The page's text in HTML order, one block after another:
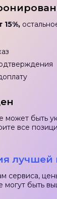
15%,
может быть
все
лучшей
сервиса,
могут быть